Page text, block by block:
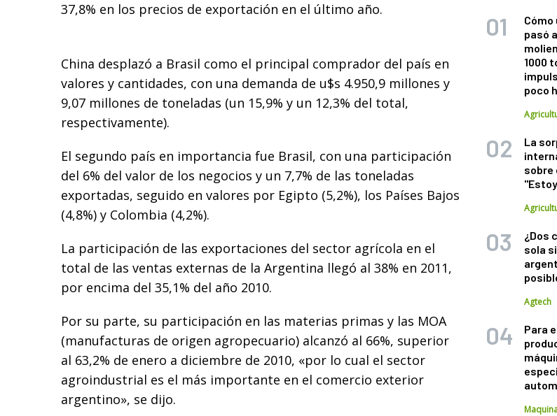
37,8% en los precios de exportación en el último año.
China desplazó a Brasil como el principal comprador del país en
valores y cantidades, con una demanda de u$s 4.950,9 millones y
9,07 millones de toneladas (un 15,9% y un 12,3% del total,
respectivamente).
El segundo país en importancia fue Brasil, con una participación
del 6% del valor de los negocios y un 7,7% de las toneladas
exportadas, seguido en valores por Egipto (5,2%), los Países Bajos
(4,8%) y Colombia (4,2%).
La participación de las exportaciones del sector agrícola en el
total de las ventas externas de la Argentina llegó al 38% en 2011,
por encima del 35,1% del año 2010.
Por su parte, su participación en las materias primas y las MOA
(manufacturas de origen agropecuario) alcanzó al 66%, superior
al 63,2% de enero a diciembre de 2010, «por lo cual el sector
agroindustrial es el más importante en el comercio exterior
argentino», se dijo.
Cómo
pasó
1000
poco
La
sobre
¿Dos
sola
Agtech
Para